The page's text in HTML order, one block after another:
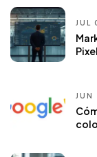
JUL